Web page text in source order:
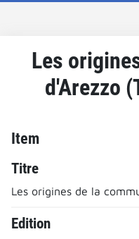
Les
d'Arezzo
Item
Titre
Les origines de la
Edition